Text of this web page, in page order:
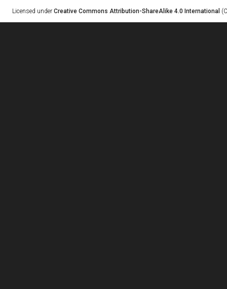
Licensed under Creative Commons Attribution-ShareAlike 4.0 International